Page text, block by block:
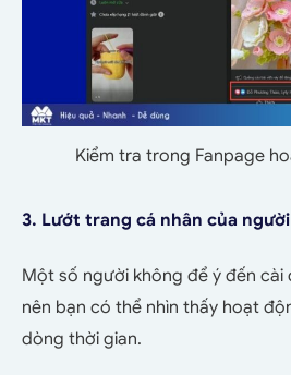
Kiểm tra trong Fanpage
3. Lướt trang cá nhân của
Một số người không để ý đến
nên bạn có thể nhìn thấy hoạt
dòng thời gian.